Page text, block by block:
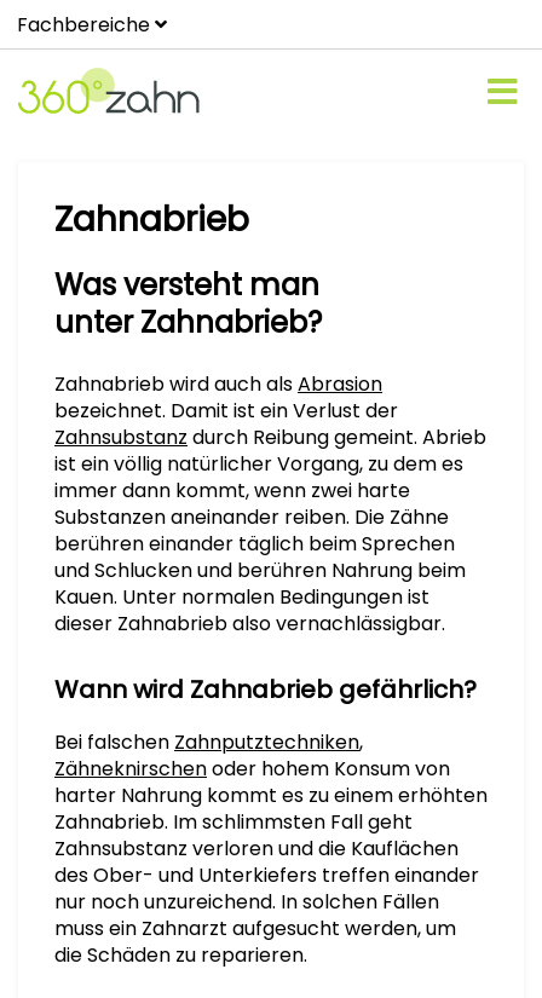
Fachbereiche
Zahnabrieb
Was versteht man
unter Zahnabrieb?
Zahnabrieb wird auch alsAbrasion
bezeichnet. Damit ist ein Verlust der
Zahnsubstanz durch Reibung gemeint. Abrieb
ist ein völlig natürlicher Vorgang, zu dem es
immer dann kommt, wenn zwei harte
Substanzen aneinander reiben. Die Zähne
berühren einander täglich beim Sprechen
und Schlucken und berühren Nahrung beim
Kauen. Unter normalen Bedingungen ist
dieser Zahnabrieb also vernachlässigbar.
Wann wird Zahnabrieb gefährlich?
Bei falschen Zahnputztechniken,
Zähneknirschenoder hohem Konsum von
harter Nahrung kommt es zu einem erhöhten
Zahnabrieb. Im schlimmsten Fall geht
Zahnsubstanz verloren und die Kauflächen
des Ober- und Unterkiefers treffen einander
nur noch unzureichend. In solchen Fällen
muss ein Zahnarzt aufgesucht werden, um
die Schäden zu reparieren.